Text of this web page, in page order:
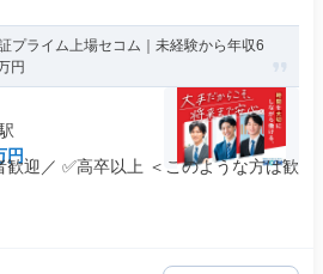
プライム上場セコム｜未経験から年収6
円
円
迎／ ✅高卒以上 ＜このような方は歓